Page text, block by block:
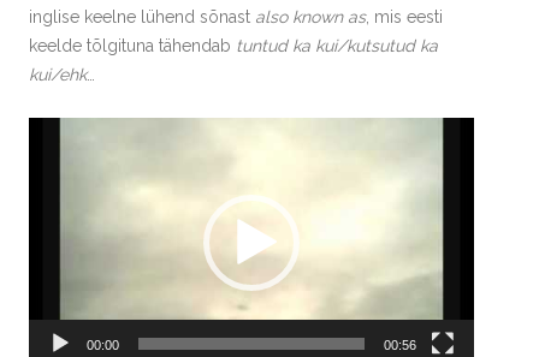
inglise keelne lühend sõnast also known as, mis eesti
keelde tõlgituna tähendab tuntud ka kui/kutsutud ka
kui/ehk…
00:00 00:56